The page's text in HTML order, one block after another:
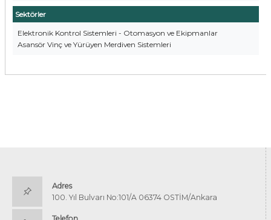
Sektörler
Elektronik Kontrol Sistemleri - Otomasyon ve Ekipmanlar
Asansör Vinç ve Yürüyen Merdiven Sistemleri
Adres
100. Yıl Bulvarı No:101/A 06374 OSTİM/Ankara